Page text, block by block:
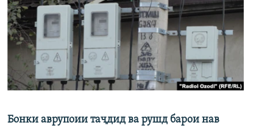
Бонки аврупоии таҷдид ва рушд барои нав